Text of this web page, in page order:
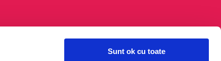
Sunt ok cu toate